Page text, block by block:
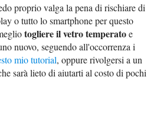
proprio valga la pena di rischiare di
o tutto lo smartphone per questo
togliere il vetro temperatoe
nuovo, seguendo all'occorrenza i
mio tutorial, oppure rivolgersi a un
sarà lieto di aiutarti al costo di pochi